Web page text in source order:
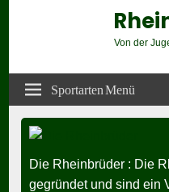
Von der
Header
Right
Widget
Area
Sportarten Menü
Die Rheinbrüder : Die
gegründet und sind ein